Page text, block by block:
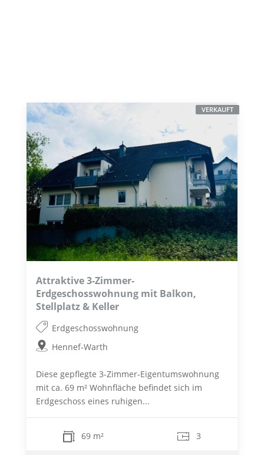
Attraktive 3-Zimmer-
Erdgeschosswohnung mit Balkon,
Stellplatz & Keller
Erdgeschosswohnung
Hennef-Warth
Diese gepflegte 3-Zimmer-Eigentumswohnung
mit ca. 69 m² Wohnfläche befindet sich im
Erdgeschoss eines ruhigen...
69 m² 3
VERKAUFT